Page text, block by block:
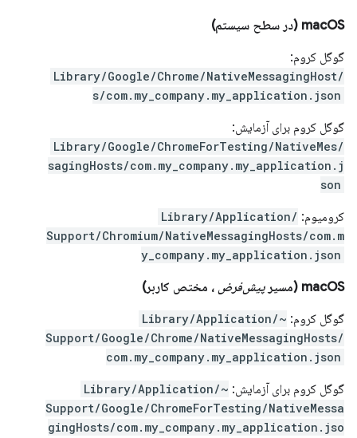
macOS (در سطح سیستم)
گوگل کروم:
/Library/Google/Chrome/NativeMessagingHost
s/com.my_company.my_application.json
گوگل کروم برای آزمایش:
/Library/Google/ChromeForTesting/NativeMes
sagingHosts/com.my_company.my_application.j
son
کرومیوم:
/Library/Application
Support/Chromium/NativeMessagingHosts/com.m
y_company.my_application.json
macOS (مسیر پیش‌فرض ، مختص کاربر)
گوگل کروم:
~/Library/Application
Support/Google/Chrome/NativeMessagingHosts/
com.my_company.my_application.json
گوگل کروم برای آزمایش:
~/Library/Application
Support/Google/ChromeForTesting/NativeMessa
gingHosts/com.my_company.my_application.jso